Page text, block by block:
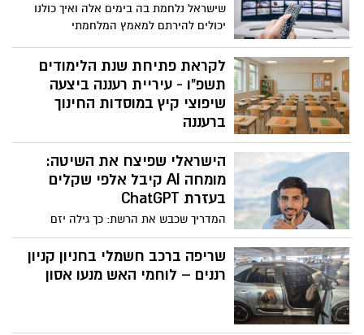
שישראל נלחמת בה בימים אלה ואיך כולנו
יכולים להירתם למאמץ המלחמתי
לקראת פתיחת שנת הלימודים
תשפ"ו - עיריית רעננה ביצעה
שיפוצי קיץ במוסדות החינוך
ברעננה
לקראת החזרה לספסל הלימודים יצאה
עיריית רעננה במהלך שיפוץ מרחבי לימוד
במוסדות החינוך, הקמת פינות העשרה
חווייתיות ומרחבים ללמידה פרטנית ושדרוג
הישראלי שפיצח את השיטה:
מומחה AI קיבל אלפי שקלים
בעזרת ChatGPT
המדריך שכבש את הרשת: כך גילה יזם
ישראלי את כל ההטבות וההחזרים שמגיעים
לו – באמצעות הכלי החדש של OpenAI
שריפה ברכב חשמלי בחניון קניון
רננים – לוחמי האש מנעו אסון